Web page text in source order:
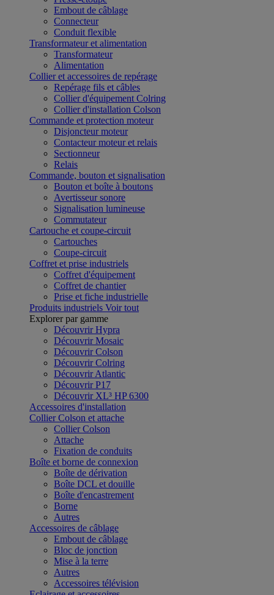
Embout de câblage
Connecteur
Conduit flexible
Transformateur et alimentation
Transformateur
Alimentation
Collier et accessoires de repérage
Repérage fils et câbles
Collier d'équipement Colring
Collier d'installation Colson
Commande et protection moteur
Disjoncteur moteur
Contacteur moteur et relais
Sectionneur
Relais
Commande, bouton et signalisation
Bouton et boîte à boutons
Avertisseur sonore
Signalisation lumineuse
Commutateur
Cartouche et coupe-circuit
Cartouches
Coupe-circuit
Coffret et prise industriels
Coffret d'équipement
Coffret de chantier
Prise et fiche industrielle
Produits industriels Voir tout
Explorer par gamme
Découvrir Hypra
Découvrir Mosaic
Découvrir Colson
Découvrir Colring
Découvrir Atlantic
Découvrir P17
Découvrir XL³ HP 6300
Accessoires d'installation
Collier Colson et attache
Collier Colson
Attache
Fixation de conduits
Boîte et borne de connexion
Boîte de dérivation
Boîte DCL et douille
Boîte d'encastrement
Borne
Autres
Accessoires de câblage
Embout de câblage
Bloc de jonction
Mise à la terre
Autres
Accessoires télévision